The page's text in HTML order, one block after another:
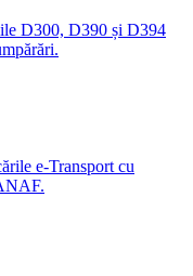
D300, D390 și D394
e-Transport cu